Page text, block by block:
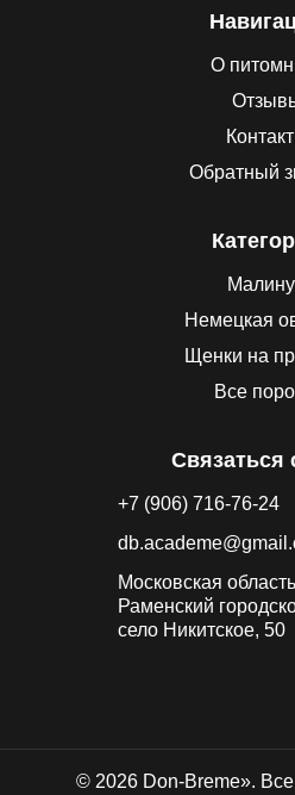
О
Обратный
Немецкая
Щенки на
Все
Связаться
+7 (906) 716-76-24
Московская
Раменский
село Никитское, 50
© 2026 Don-Breme».